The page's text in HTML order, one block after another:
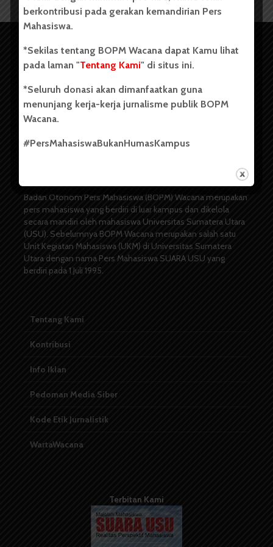
Copyright © 2023. All rights reserved BOPM WACANA.
Badan Otonom Pers Mahasiswa (BOPM) Wacana merupakan
pers mahasiswa yang berdiri di luar kampus dan dikelola
secara mandiri oleh mahasiswa Universitas Sumatera Utara
(USU). Sebelumnya BOPM Wacana merupakan salah satu
Unit Kegiatan Mahasiswa (UKM) di Universitas Sumatera
Utara dengan nama Pers Mahasiswa SUARA USU yang
berdiri pada 1 Juli 1995.
Tentang Kami
Kontribusi
Info Iklan
Pedoman Media Siber
Kode Etik Jurnalistik
WartaWacana
Terbitan Kami
berkontribusi pada gerakan kemandirian Pers
Mahasiswa.
*Sekilas tentang BOPM Wacana dapat Kamu lihat
pada laman "Tentang Kami" di situs ini.
*Seluruh donasi akan dimanfaatkan guna
menunjang kerja-kerja jurnalisme publik BOPM
Wacana.
#PersMahasiswaBukanHumasKampus